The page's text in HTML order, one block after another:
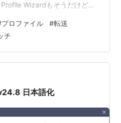
Wizardもそうだけど、
プロファイル #転送
チ
日本語化